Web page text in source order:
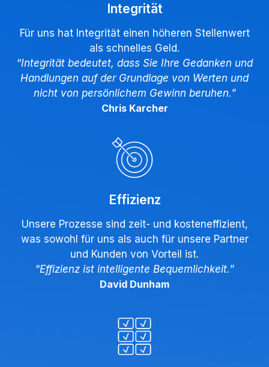
Integrität
Für uns hat Integrität einen höheren Stellenwert
als schnelles Geld.
“Integrität bedeutet, dass Sie Ihre Gedanken und
Handlungen auf der Grundlage von Werten und
nicht von persönlichem Gewinn beruhen.”
Chris Karcher
Effizienz
Unsere Prozesse sind zeit- und kosteneffizient,
was sowohl für uns als auch für unsere Partner
und Kunden von Vorteil ist.
“Effizienz ist intelligente Bequemlichkeit.”
David Dunham